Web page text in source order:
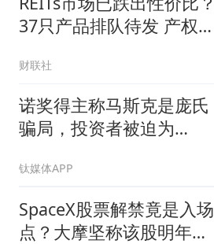
37只产品排队待发 产权类
财联社
诺奖得主称马斯克是庞氏
骗局，投资者被迫为
钛媒体APP
SpaceX股票解禁竟是入场
点？大摩坚称该股明年中